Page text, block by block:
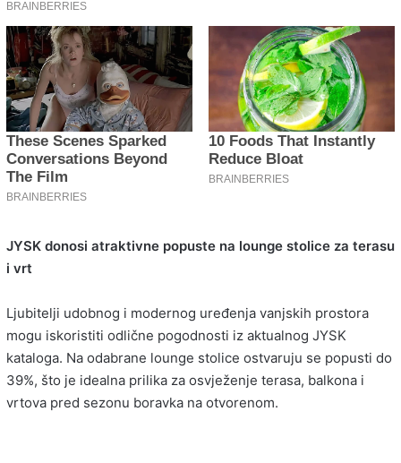
JYSK donosi atraktivne popuste na lounge stolice za terasu
i vrt
Ljubitelji udobnog i modernog uređenja vanjskih prostora
mogu iskoristiti odlične pogodnosti iz aktualnog JYSK
kataloga. Na odabrane lounge stolice ostvaruju se popusti do
39%, što je idealna prilika za osvježenje terasa, balkona i
vrtova pred sezonu boravka na otvorenom.